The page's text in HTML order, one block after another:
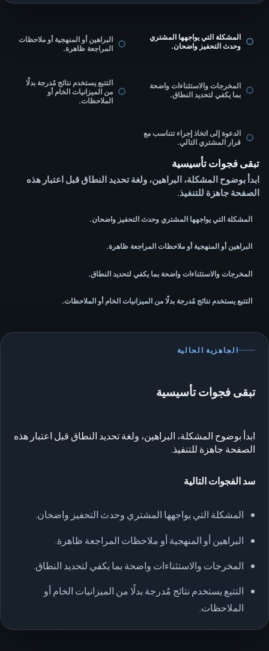
المشكلة التي يواجهها المشتري
وحدث التحفيز واضحان.
البراهين أو المنهجية أو ملاحظات
المراجعة ظاهرة.
المخرجات والاستثناءات واضحة
بما يكفي لتحديد النطاق.
التتبع يستخدم نتائج مُدرجة بدلًا
من الميزانيات الخام أو
الملاحظات.
الدعوة إلى اتخاذ إجراء تتناسب مع
قرار المشتري التالي.
تبقى فجوات تأسيسية
ابدأ بوضوح المشكلة، البراهين، ولغة تحديد النطاق قبل اعتبار هذه
الصفحة جاهزة للتنفيذ.
المشكلة التي يواجهها المشتري وحدث التحفيز واضحان.
البراهين أو المنهجية أو ملاحظات المراجعة ظاهرة.
المخرجات والاستثناءات واضحة بما يكفي لتحديد النطاق.
التتبع يستخدم نتائج مُدرجة بدلًا من الميزانيات الخام أو الملاحظات.
الجاهزية الحالية
تبقى فجوات تأسيسية
ابدأ بوضوح المشكلة، البراهين، ولغة تحديد النطاق قبل اعتبار هذه
الصفحة جاهزة للتنفيذ.
سد الفجوات التالية
المشكلة التي يواجهها المشتري وحدث التحفيز واضحان.
البراهين أو المنهجية أو ملاحظات المراجعة ظاهرة.
المخرجات والاستثناءات واضحة بما يكفي لتحديد النطاق.
التتبع يستخدم نتائج مُدرجة بدلًا من الميزانيات الخام أو
الملاحظات.